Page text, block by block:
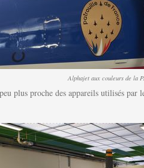
Alphajet aux couleurs de la
plus proche des appareils utilisés